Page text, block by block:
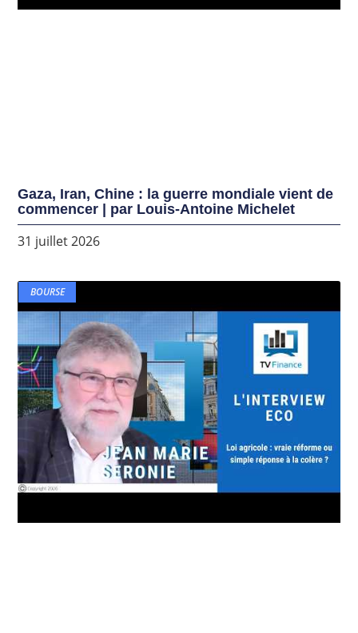
Gaza, Iran, Chine : la guerre mondiale vient de
commencer | par Louis-Antoine Michelet
31 juillet 2026
BOURSE